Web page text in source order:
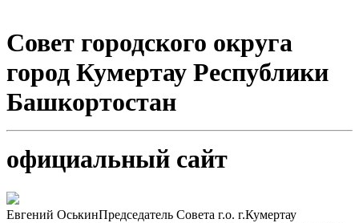
Совет городского округа
город Кумертау Республики
Башкортостан
официальный сайт
Евгений ОськинПредседатель Совета г.о. г.Кумертау